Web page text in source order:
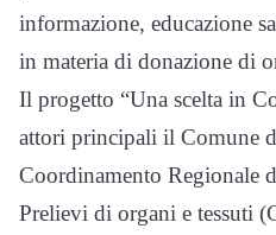
informazione, educazione
in materia di donazione di
Il progetto “Una scelta in
attori principali il Comune
Coordinamento Regionale
Prelievi di organi e tessuti